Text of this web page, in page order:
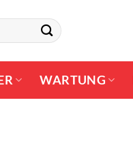
WARTUNG